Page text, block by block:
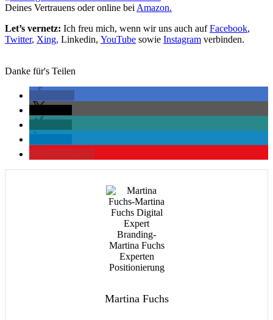
Deines Vertrauens oder online bei Amazon.
Let’s vernetz: Ich freu mich, wenn wir uns auch aufFacebook,
Twitter, Xing, Linkedin, YouTube sowie Instagram verbinden.
Danke für's Teilen
Martina Fuchs